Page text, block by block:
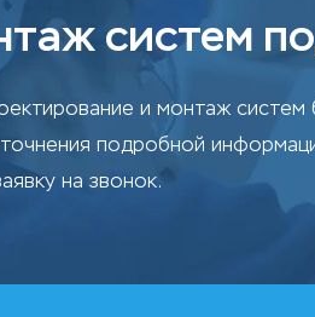
систем
и монтаж
подробной
на звонок.